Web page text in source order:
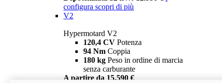
configura scopri di più
V2
Hypermotard V2
120,4 CV Potenza
94 Nm Coppia
180 kg Peso in ordine di marcia
senza carburante
A partire da 15.590 €